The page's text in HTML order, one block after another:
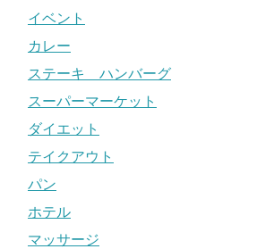
イベント
カレー
ステーキ ハンバーグ
スーパーマーケット
ダイエット
テイクアウト
パン
ホテル
マッサージ